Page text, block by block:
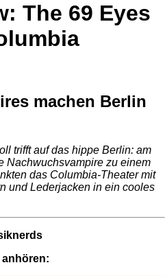
The 69 Eyes
machen Berlin
trifft auf das hippe Berlin: am
Nachwuchsvampire zu einem
das Columbia-Theater mit
und Lederjacken in ein cooles
anhören: